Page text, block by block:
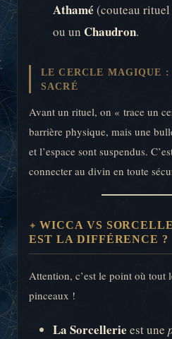
Athamé (couteau
ou un Chaudron.
LE CERCLE MAGIQUE :
SACRÉ
Avant un rituel, on « trace un
barrière physique, mais une
et l’espace sont suspendus.
connecter au divin en toute
WICCA VS
EST LA DIFFÉRENCE ?
Attention, c’est le point où tout
pinceaux !
La Sorcellerie est une